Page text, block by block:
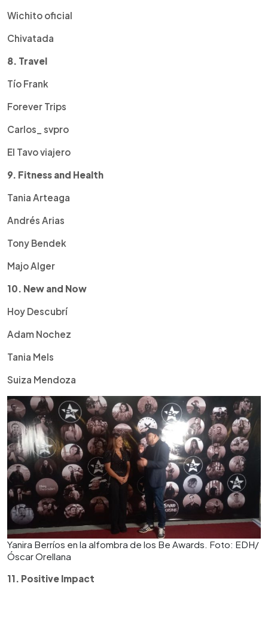
Wichito oficial
Chivatada
8. Travel
Tío Frank
Forever Trips
Carlos_ svpro
El Tavo viajero
9. Fitness and Health
Tania Arteaga
Andrés Arias
Tony Bendek
Majo Alger
10. New and Now
Hoy Descubrí
Adam Nochez
Tania Mels
Suiza Mendoza
Yanira Berríos en la alfombra de los Be Awards. Foto: EDH/
Óscar Orellana
11. Positive Impact